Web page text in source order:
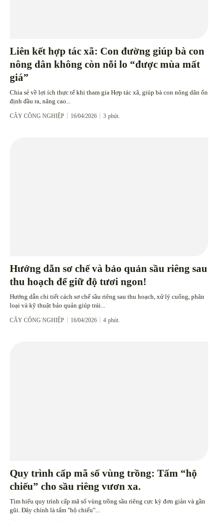
Liên kết hợp tác xã: Con đường giúp bà con
nông dân không còn nỗi lo “được mùa mất
giá”
Chia sẻ về lợi ích thực tế khi tham gia Hợp tác xã, giúp bà con nông dân ổn
định đầu ra, nâng cao...
CÂY CÔNG NGHIỆP 16/04/2026 3 phút.
Hướng dẫn sơ chế và bảo quản sầu riêng sau
thu hoạch để giữ độ tươi ngon!
Hướng dẫn chi tiết cách sơ chế sầu riêng sau thu hoạch, xử lý cuống, phân
loại và kỹ thuật bảo quản giúp trái...
CÂY CÔNG NGHIỆP 16/04/2026 4 phút.
Quy trình cấp mã số vùng trồng: Tấm “hộ
chiếu” cho sầu riêng vươn xa.
Tìm hiểu quy trình cấp mã số vùng trồng sầu riêng cực kỳ đơn giản và gần
gũi. Đây chính là tấm "hộ chiếu"...